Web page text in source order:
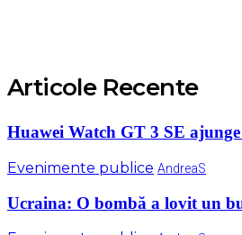
Articole Recente
Huawei Watch GT 3 SE
Evenimente publice AndreaS
Ucraina: O bombă a lovit un